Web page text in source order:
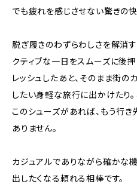
でも疲れを感じさせない驚きの
脱ぎ履きのわずらわしさを解消
クティブな一日をスムーズに後押
レッシュしたあと、そのまま街の
したい身軽な旅行に出かけたり
このシューズがあれば、もう行
ありません。
カジュアルでありながら確かな
出したくなる頼れる相棒です。